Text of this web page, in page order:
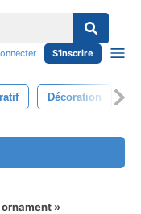
S'inscrire
Décoration